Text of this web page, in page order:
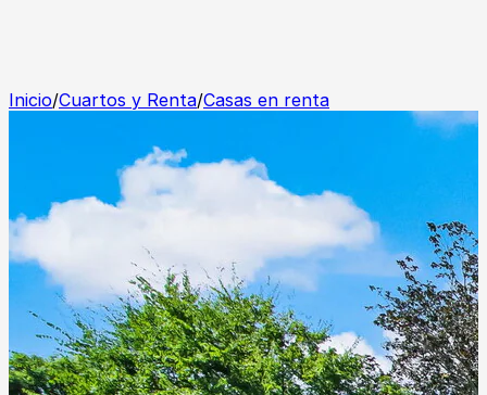
Inicio/Cuartos y Renta/Casas en renta